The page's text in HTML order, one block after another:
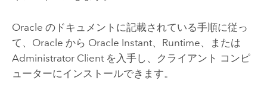
Oracle のドキュメントに記載されている手順に従っ
て、 Oracle から Oracle Instant、Runtime、または
Administrator Client を入手し、クライアント コンピ
ューターにインストールできます。